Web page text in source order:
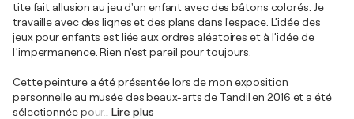
tite fait allusion au jeu d'un enfant avec des bâtons colorés. Je
travaille avec des lignes et des plans dans l'espace. L’idée des
jeux pour enfants est liée aux ordres aléatoires et à l’idée de
l’impermanence. Rien n'est pareil pour toujours.
Cette peinture a été présentée lors de mon exposition
personnelle au musée des beaux-arts de Tandil en 2016 et a été
sélectionnée pour… Lire plus